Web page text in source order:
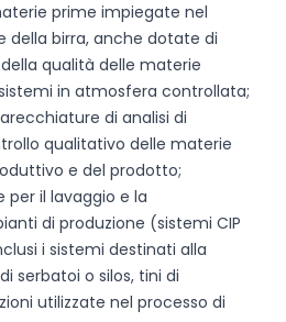
prime impiegate nel
della birra, anche dotate di
qualità delle materie
in atmosfera controllata;
di analisi di
qualitativo delle materie
e del prodotto;
il lavaggio e la
di produzione (sistemi CIP
i sistemi destinati alla
serbatoi o silos, tini di
utilizzate nel processo di